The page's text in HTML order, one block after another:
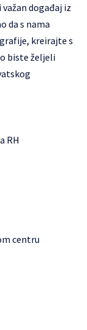
događaj iz
da s nama
kreirajte s
biste željeli
RH
centru